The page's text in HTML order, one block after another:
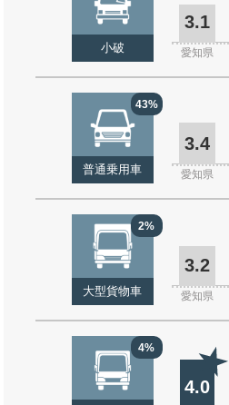
小破
3.1
愛知県
43%
普通乗用車
3.4
愛知県
2%
大型貨物車
3.2
愛知県
4%
4.0